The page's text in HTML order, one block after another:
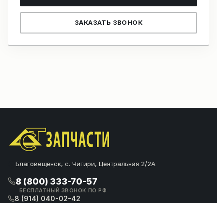
ЗАКАЗАТЬ ЗВОНОК
Благовещенск, с. Чигири, Центральная 2/2А
8 (800) 333-70-57
БЕСПЛАТНЫЙ ЗВОНОК ПО РФ
8 (914) 040-02-42